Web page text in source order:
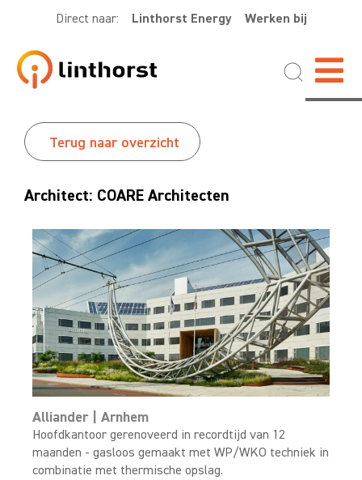
Direct naar: Linthorst Energy Werken bij
Terug naar overzicht
Architect: COARE Architecten
Alliander | Arnhem
Hoofdkantoor gerenoveerd in recordtijd van 12
maanden - gasloos gemaakt met WP/WKO techniek in
combinatie met thermische opslag.